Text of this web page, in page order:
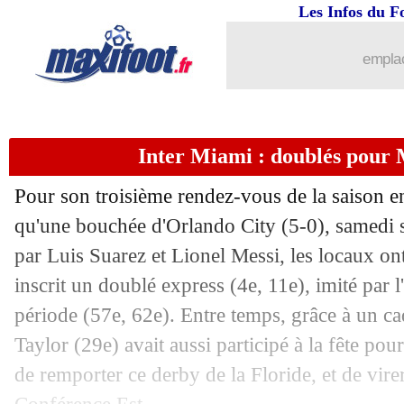
Les Infos du
Inter Miami : doublés pour
Pour son troisième rendez-vous de la saison
qu'une bouchée d'Orlando City (5-0),
par Luis Suarez et Lionel Messi, les locaux
inscrit un doublé express (4e, 11e), imité par
période (57e, 62e). Entre temps, grâce à un
Taylor (29e) avait aussi participé à la fête
de remporter ce derby de la Floride, et de
: avant l'OM, Villarreal colle
03/03 PHOTO: le magnifique tifo pour
: Benrahma revient sur son
03/03 L1 : Nantes-Metz, les compos
03/03 L1: Brest-Le Havre, les compos
03/03 L1: Montpellier-Strasbourg, les
03/03 OM : Henrique chambré par un